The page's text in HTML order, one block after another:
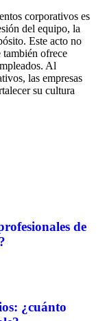
corporativos es
del equipo, la
Este acto no
también ofrece
Al
las empresas
su cultura
de
¿cuánto